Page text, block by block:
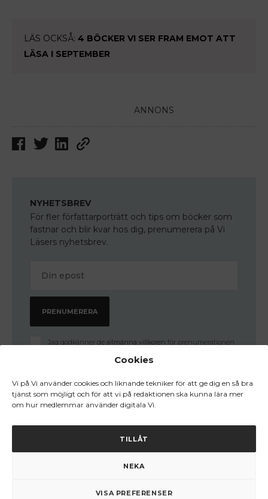
Cookies
Vi på Vi använder cookies och liknande tekniker för att ge dig en så bra
tjänst som möjligt och för att vi på redaktionen ska kunna lära mer
om hur medlemmar använder digitala Vi.
TILLÅT
NEKA
VISA PREFERENSER
LÄS OCKSÅ: 4 BÖCKER VI SER FRAM EMOT ATT
LÄSA I SEPTEMBER
ANNONS
NYHETSBREV
För fler författarporträtt och tips om böcker som
fastnar och blir kvar hos dig, prenumerera på Vi
Läsers nyhetsbrev.
Jag godkänner de allmänna villkoren för prenumerationen